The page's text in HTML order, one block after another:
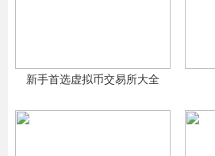
新手首选虚拟币交易所大全